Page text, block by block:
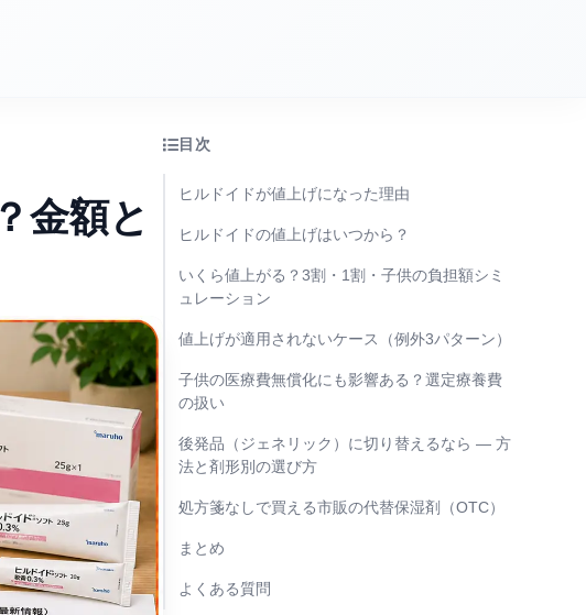
金額と
目次
ヒルドイドが値上げになった理由
ヒルドイドの値上げはいつから？
いくら値上がる？3割・1割・子供の負担額シミ
ュレーション
値上げが適用されないケース（例外3パターン）
子供の医療費無償化にも影響ある？選定療養費
の扱い
後発品（ジェネリック）に切り替えるなら — 方
法と剤形別の選び方
処方箋なしで買える市販の代替保湿剤（OTC）
まとめ
よくある質問